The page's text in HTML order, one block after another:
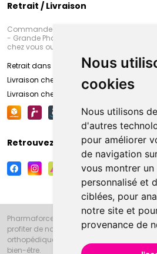
Nous
cookies
Nous utilisons
d'autres
pour améliorer
de navigation
vous montrer un
personnalisé et
ciblées, pour
notre site et
provenance de
Retrait / Livraison
Commandez en ligne et venez chercher
- Grande Pharmacie d’Amiens (Fachon)
chez vous ou en point retrait
Retrait dans la pharmacie d’Amiens
Livraison chez vous
Livraison chez votre commerçant
Retrouvez-nous sur vos réseaux
Pharmaforce.fr et la Grande Pharmacie
profiter de notre accueil, de nos conseils
orthopédiques, homéopathiques,
bien-être.